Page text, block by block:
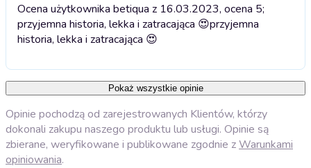
Ocena użytkownika betiqua z 16.03.2023, ocena 5;
przyjemna historia, lekka i zatracająca 😍przyjemna
historia, lekka i zatracająca 😍
Pokaż wszystkie opinie
Opinie pochodzą od zarejestrowanych Klientów, którzy
dokonali zakupu naszego produktu lub usługi. Opinie są
zbierane, weryfikowane i publikowane zgodnie zWarunkami
opiniowania.